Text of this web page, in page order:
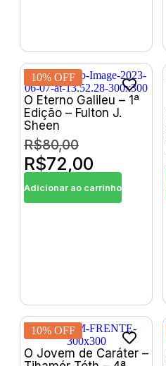
10% OFF
O Eterno Galileu – 1ª
Edição – Fulton J.
Sheen
R$80,00
R$72,00
Adicionar ao carrinho
10% OFF
O Jovem de Caráter –